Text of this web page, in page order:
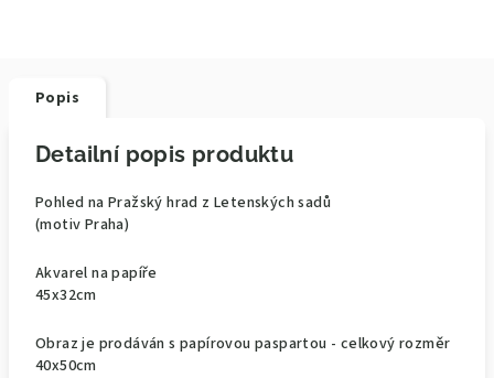
Popis
Detailní popis produktu
Pohled na Pražský hrad z Letenských sadů
(motiv Praha)
Akvarel na papíře
45x32cm
Obraz je prodáván s papírovou paspartou - celkový rozměr
40x50cm